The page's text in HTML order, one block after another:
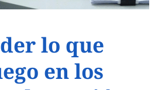
lo que
en los